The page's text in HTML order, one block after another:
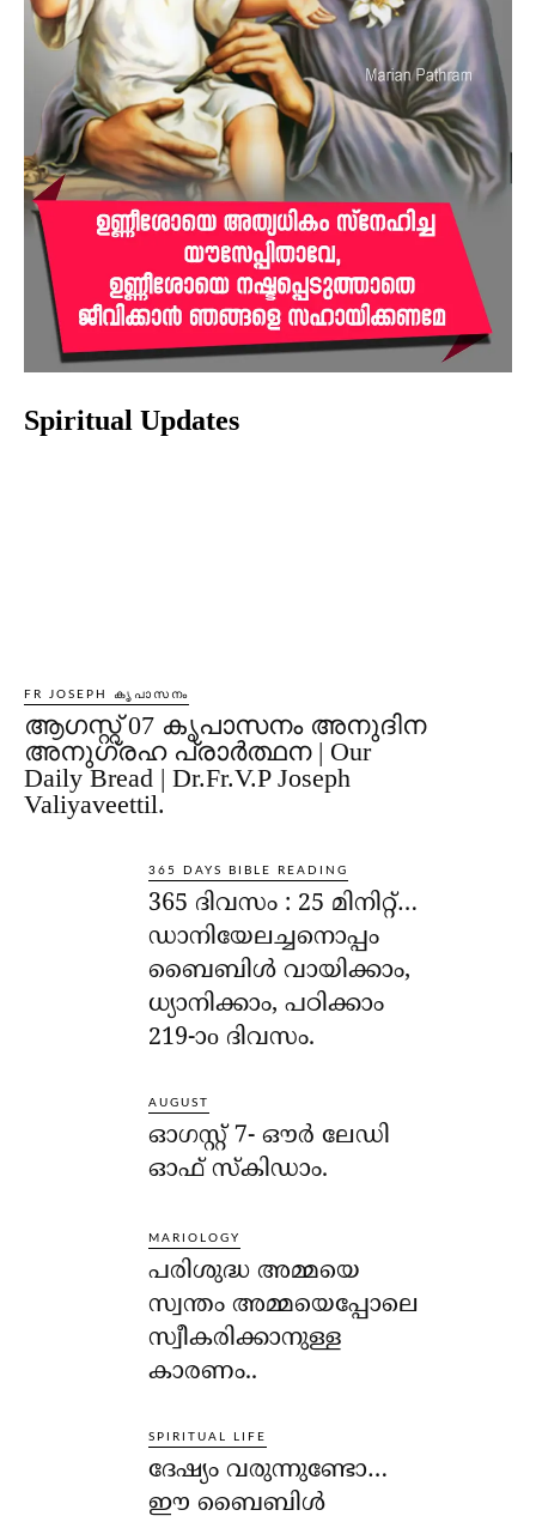
Spiritual Updates
FR JOSEPH കൃപാസനം
ആഗസ്റ്റ് 07 കൃപാസനം അനുദിന
അനുഗ്രഹ പ്രാർത്ഥന | Our
Daily Bread | Dr.Fr.V.P Joseph
Valiyaveettil.
365 DAYS BIBLE READING
365 ദിവസം : 25 മിനിറ്റ്…
ഡാനിയേലച്ചനൊപ്പം
ബൈബിൾ വായിക്കാം,
ധ്യാനിക്കാം, പഠിക്കാം
219-ാo ദിവസം.
AUGUST
ഓഗസ്റ്റ് 7- ഔര്‍ ലേഡി
ഓഫ് സ്‌കിഡാം.
MARIOLOGY
പരിശുദ്ധ അമ്മയെ
സ്വന്തം അമ്മയെപ്പോലെ
സ്വീകരിക്കാനുള്ള
കാരണം..
SPIRITUAL LIFE
ദേഷ്യം വരുന്നുണ്ടോ…
ഈ ബൈബിള്‍